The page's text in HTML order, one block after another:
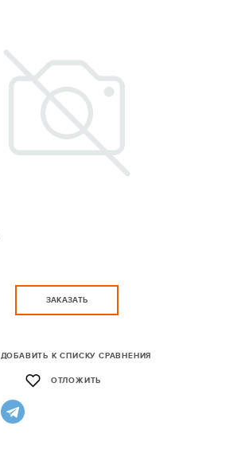
ЗАКАЗАТЬ
ДОБАВИТЬ К СПИСКУ СРАВНЕНИЯ
ОТЛОЖИТЬ